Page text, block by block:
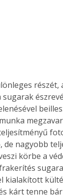
részét,
nagyobb
körbe a
kialakított
kárt tenne